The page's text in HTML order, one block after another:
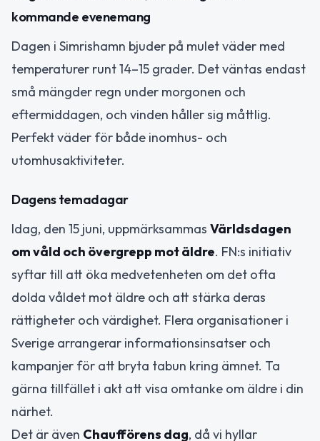
kommande evenemang
Dagen i Simrishamn bjuder på mulet väder med
temperaturer runt 14–15 grader. Det väntas endast
små mängder regn under morgonen och
eftermiddagen, och vinden håller sig måttlig.
Perfekt väder för både inomhus- och
utomhusaktiviteter.
Dagens temadagar
Idag, den 15 juni, uppmärksammas Världsdagen
om våld och övergrepp mot äldre. FN:s initiativ
syftar till att öka medvetenheten om det ofta
dolda våldet mot äldre och att stärka deras
rättigheter och värdighet. Flera organisationer i
Sverige arrangerar informationsinsatser och
kampanjer för att bryta tabun kring ämnet. Ta
gärna tillfället i akt att visa omtanke om äldre i din
närhet.
Det är även Chaufförens dag, då vi hyllar